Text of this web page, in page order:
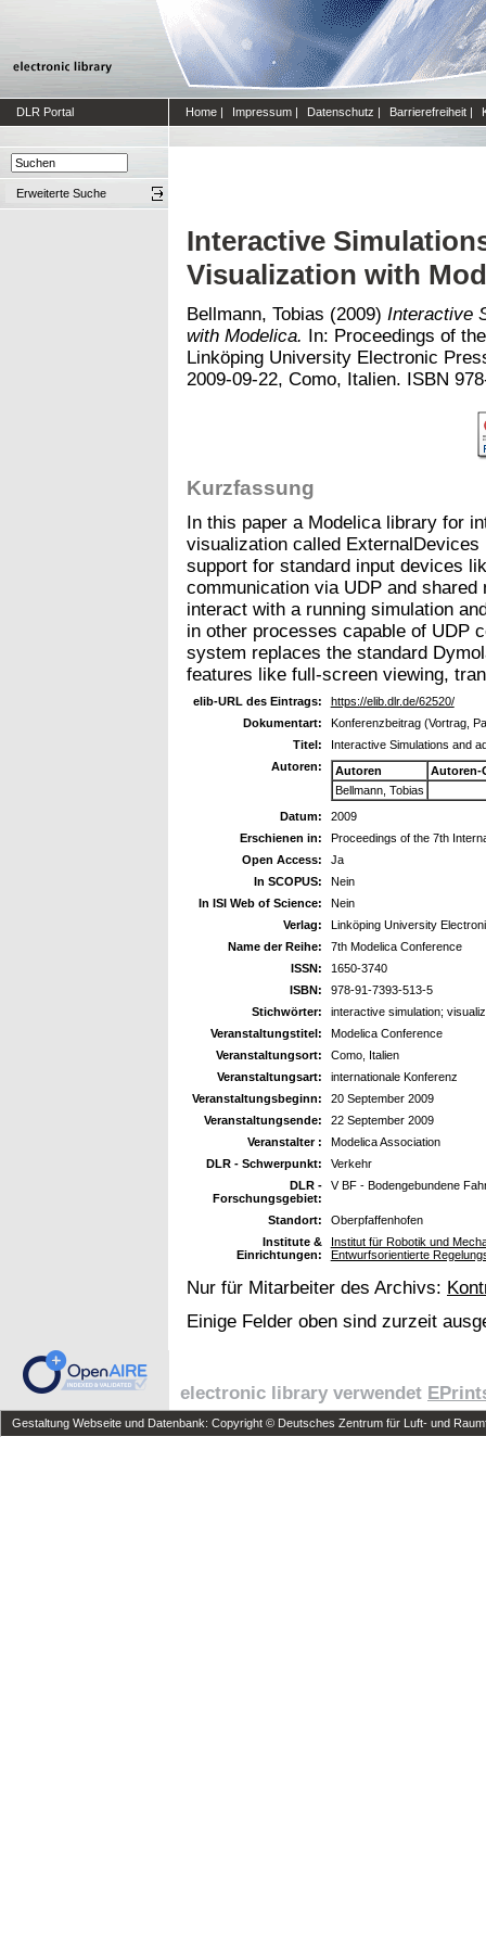
DLR Portal Home | Impressum | Datenschutz | Barrierefreiheit |
Erweiterte Suche
Interactive
Visualization with
Bellmann, Tobias (2009) Interactive
with Modelica. In: Proceedings of
Linköping University Electronic
2009-09-22, Como, Italien. ISBN
Kurzfassung
In this paper a Modelica library for
visualization called
support for standard input devices
communication via UDP and
interact with a running simulation
in other processes capable of UDP
system replaces the standard
features like full-screen viewing,
elib-URL des Eintrags:
https://elib.dlr.de/62520/
Dokumentart:
Konferenzbeitrag (Vortrag,
Titel:
Interactive Simulations and
Autoren:
Autoren
Autoren-
Bellmann, Tobias
Datum:
2009
Erschienen in:
Proceedings of the 7th
Open Access:
Ja
In SCOPUS:
Nein
In ISI Web of Science:
Nein
Verlag:
Linköping University
Name der Reihe:
7th Modelica Conference
ISSN:
1650-3740
ISBN:
978-91-7393-513-5
Stichwörter:
interactive simulation;
Veranstaltungstitel:
Modelica Conference
Veranstaltungsort:
Como, Italien
Veranstaltungsart:
internationale Konferenz
Veranstaltungsbeginn:
20 September 2009
Veranstaltungsende:
22 September 2009
Veranstalter :
Modelica Association
DLR - Schwerpunkt:
Verkehr
DLR -
Forschungsgebiet:
V BF - Bodengebundene
Standort:
Oberpfaffenhofen
Institute &
Einrichtungen:
Institut für Robotik und
Entwurfsorientierte
Nur für Mitarbeiter des Archivs:
Einige Felder oben sind zurzeit
electronic library verwendet
Gestaltung Webseite und Datenbank: Copyright © Deutsches Zentrum für Luft- und